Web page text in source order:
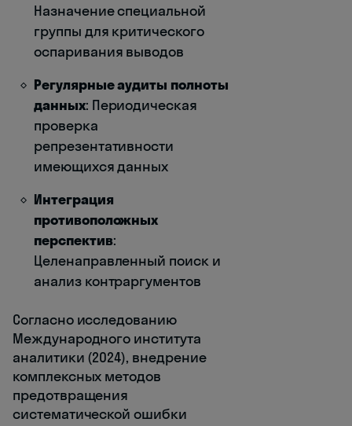
Назначение специальной
группы для критического
оспаривания выводов
Регулярные аудиты полноты
данных: Периодическая
проверка
репрезентативности
имеющихся данных
Интеграция
противоположных
перспектив:
Целенаправленный поиск и
анализ контраргументов
Согласно исследованию
Международного института
аналитики (2024), внедрение
комплексных методов
предотвращения
систематической ошибки